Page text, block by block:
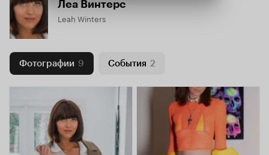
Леа Винтерс
Leah Winters
Фотографии 9 События 2